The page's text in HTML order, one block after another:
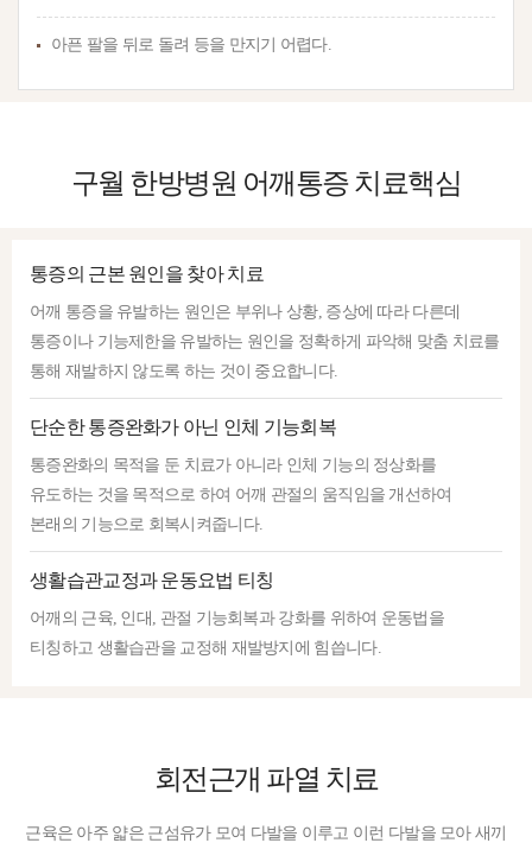
아픈 팔을 뒤로 돌려 등을 만지기 어렵다.
구월 한방병원 어깨통증치료핵심
통증의 근본 원인을 찾아 치료
어깨 통증을 유발하는 원인은 부위나 상황, 증상에 따라 다른데
통증이나 기능제한을 유발하는 원인을 정확하게 파악해 맞춤 치료를
통해 재발하지 않도록 하는 것이 중요합니다.
단순한 통증완화가 아닌 인체 기능회복
통증완화의 목적을 둔 치료가 아니라 인체 기능의 정상화를
유도하는 것을 목적으로 하여 어깨 관절의 움직임을 개선하여
본래의 기능으로 회복시켜줍니다.
생활습관교정과 운동요법 티칭
어깨의 근육, 인대, 관절 기능회복과 강화를 위하여 운동법을
티칭하고 생활습관을 교정해 재발방지에 힘씁니다.
회전근개 파열 치료
근육은 아주 얇은 근섬유가 모여 다발을 이루고 이런 다발을 모아 새끼